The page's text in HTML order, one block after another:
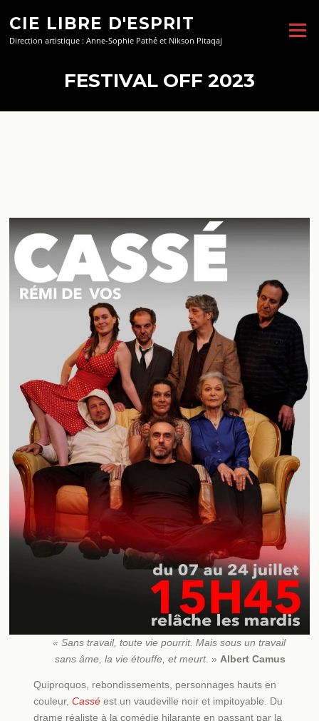
contenu
CIE LIBRE D'ESPRIT
Direction artistique : Anne-Sophie Pathé et Nikson Pitaqaj
Menu
FESTIVAL OFF 2023
« Sans travail, toute vie pourrit. Mais sous un travail
sans âme, la vie étouffe, et meurt. » Albert Camus
Quiproquos, rebondissements, personnages hauts en
couleur, Cassé est un vaudeville noir et impitoyable. Du
drame réaliste à la comédie hilarante en passant par la